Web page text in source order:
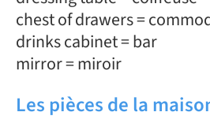
chest of drawers =
drinks cabinet = bar
mirror = miroir
Les pièces de la